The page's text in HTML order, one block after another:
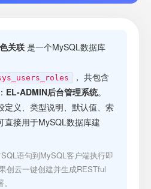
关联 是一个MySQL数据库
， 共包含
EL-ADMIN后台管理系统。
定义、类型说明、默认值、索
直接用于MySQL数据库建
语句到MySQL客户端执行即
创云一键创建并生成RESTful